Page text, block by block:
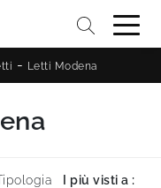
- Letti Modena
I più visti a :